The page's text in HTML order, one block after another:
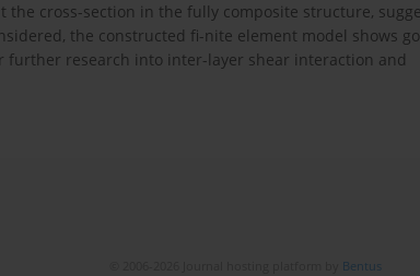
cross-section in the fully composite structure,
the constructed fi-nite element model shows
research into inter-layer shear interaction and
Bentus